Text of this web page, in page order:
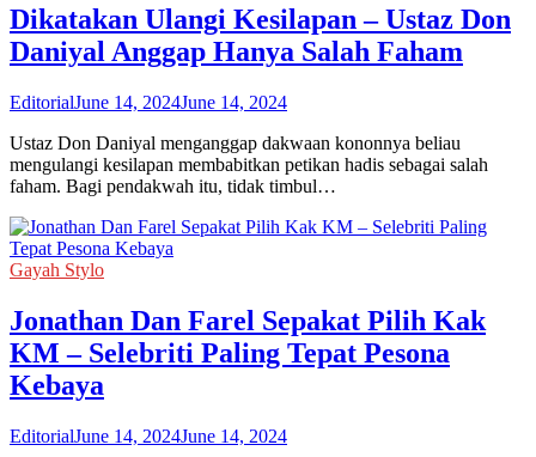
Dikatakan Ulangi Kesilapan – Ustaz Don
Daniyal Anggap Hanya Salah Faham
EditorialJune 14, 2024June 14, 2024
Ustaz Don Daniyal menganggap dakwaan kononnya beliau
mengulangi kesilapan membabitkan petikan hadis sebagai salah
faham. Bagi pendakwah itu, tidak timbul…
Gayah Stylo
Jonathan Dan Farel Sepakat Pilih Kak
KM – Selebriti Paling Tepat Pesona
Kebaya
EditorialJune 14, 2024June 14, 2024